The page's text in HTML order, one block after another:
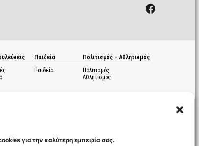
για την καλύτερη εμπειρία σας.
Facebook
Παιδεία
Παιδεία
Πολιτισμός – Αθλητισμός
Πολιτισμός
Αθλητισμός